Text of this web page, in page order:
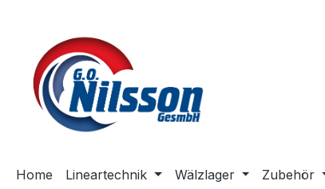
Home Lineartechnik Wälzlager Zubehör